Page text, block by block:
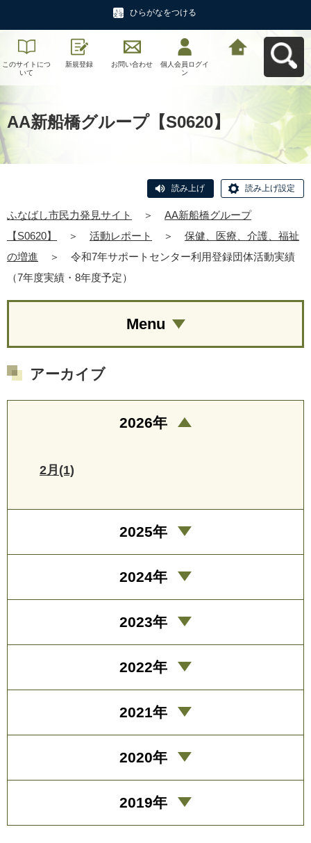
ひらがなをつける
このサイトにつ
いて
新規登録 お問い合わせ
個人会員ログイ
ン
AA新船橋グループ【S0620】
読み上げ 読み上げ設定
ふなばし市民力発見サイト ＞
AA新船橋グループ
【S0620】
＞ 活動レポート ＞
保健、医療、介護、福祉
の増進
＞
令和7年サポートセンター利用登録団体活動実績
（7年度実績・8年度予定）
Menu
アーカイブ
2026年
2月(1)
2025年
2024年
2023年
2022年
2021年
2020年
2019年